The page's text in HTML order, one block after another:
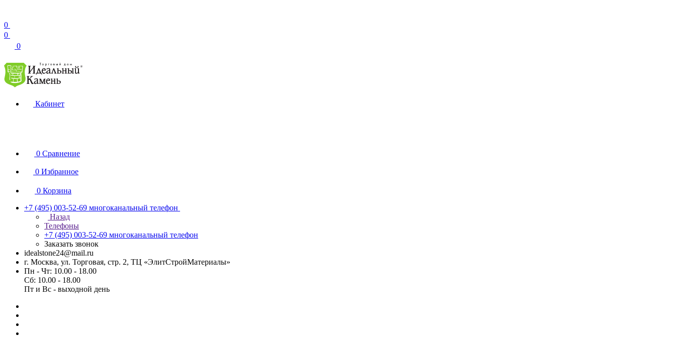
0
0
0
Кабинет
0 Сравнение
0 Избранное
0 Корзина
+7 (495) 003-52-69 многоканальный телефон
Назад
Телефоны
+7 (495) 003-52-69 многоканальный телефон
Заказать звонок
idealstone24@mail.ru
г. Москва, ул. Торговая, стр. 2, ТЦ «ЭлитСтройМатериалы»
Пн - Чт: 10.00 - 18.00
Сб: 10.00 - 18.00
Пт и Вс - выходной день